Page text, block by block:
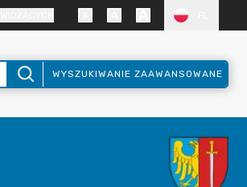
WYSZUKIWANIE ZAAWANSOWANE